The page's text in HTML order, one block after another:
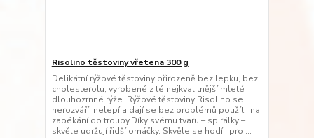
Risolino těstoviny vřetena 300 g
Delikátní rýžové těstoviny přirozeně bez lepku, bez
cholesterolu, vyrobené z té nejkvalitnější mleté
dlouhozrnné rýže. Rýžové těstoviny Risolino se
nerozváří, nelepí a dají se bez problémů použít i na
zapékání do trouby.Díky svému tvaru – spirálky –
skvěle udržují řidší omáčky. Skvěle se hodí i pro ...